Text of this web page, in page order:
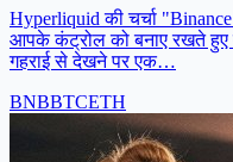
Hyperliquid की चर्चा
आपके कंट्रोल को बनाए रखते हुए
गहराई से देखने पर एक…
BNBBTCETH